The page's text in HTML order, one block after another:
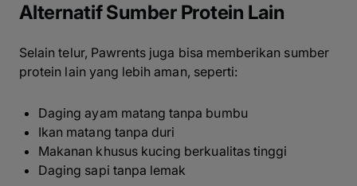
Alternatif Sumber Protein Lain
Selain telur, Pawrents juga bisa memberikan sumber
protein lain yang lebih aman, seperti:
Daging ayam matang tanpa bumbu
Ikan matang tanpa duri
Makanan khusus kucing berkualitas tinggi
Daging sapi tanpa lemak